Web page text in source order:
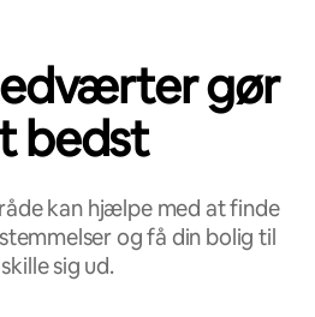
gør
bedst
kan hjælpe med at finde
og få din bolig til
sig ud.